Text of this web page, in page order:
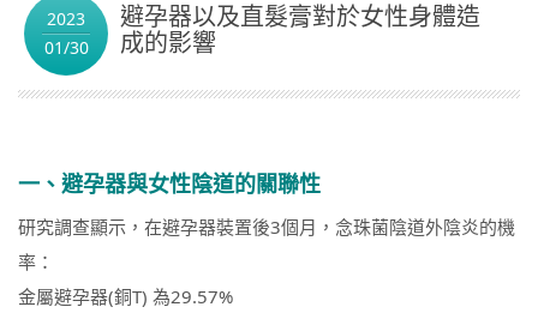
聯絡我們
繁體中文
2023
01/30
避孕器以及直髮膏對於女性身體造
成的影響
一、避孕器與女性陰道的關聯性
研究調查顯示，在避孕器裝置後3個月 ， 念珠菌陰道外陰炎的機
率 ：
金屬避孕器(銅T) 為29.57%